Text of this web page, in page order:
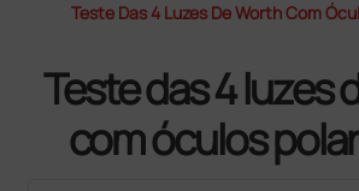
Teste Das 4 Luzes De Worth Com
Teste das 4 luzes
com óculos